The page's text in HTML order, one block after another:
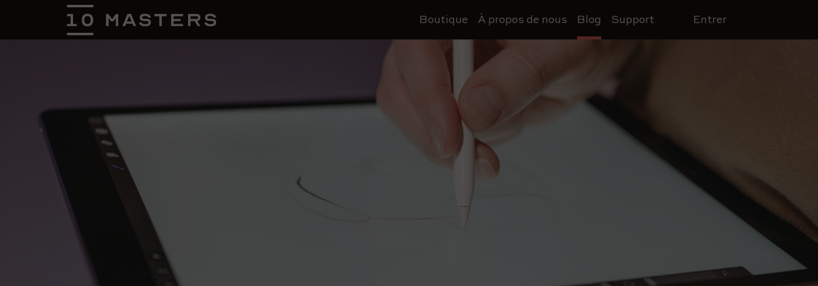
Boutique À propos de nous Blog Support Entrer